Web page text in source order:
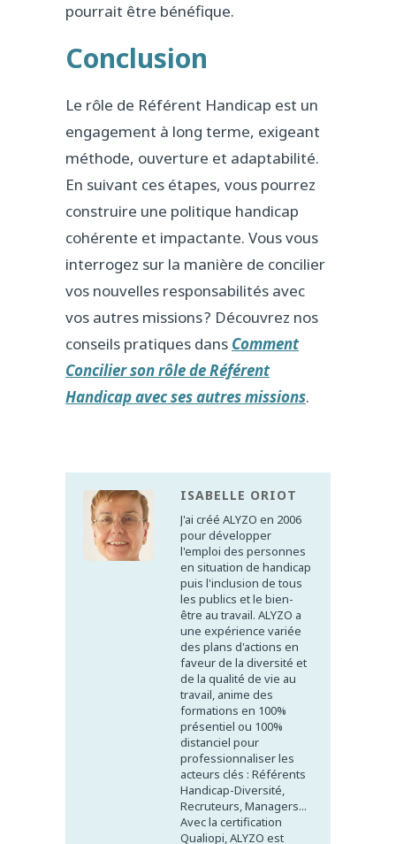
pourrait être bénéfique.
Conclusion
Le rôle de Référent Handicap est un
engagement à long terme, exigeant
méthode, ouverture et adaptabilité.
En suivant ces étapes, vous pourrez
construire une politique handicap
cohérente et impactante. Vous vous
interrogez sur la manière de concilier
vos nouvelles responsabilités avec
vos autres missions ? Découvrez nos
conseils pratiques dans Comment
Concilier son rôle de Référent
Handicap avec ses autres missions.
ISABELLE ORIOT
J'ai créé ALYZO en 2006
pour développer
l'emploi des personnes
en situation de handicap
puis l'inclusion de tous
les publics et le bien-
être au travail. ALYZO a
une expérience variée
des plans d'actions en
faveur de la diversité et
de la qualité de vie au
travail, anime des
formations en 100%
présentiel ou 100%
distanciel pour
professionnaliser les
acteurs clés : Référents
Handicap-Diversité,
Recruteurs, Managers...
Avec la certification
Qualiopi, ALYZO est